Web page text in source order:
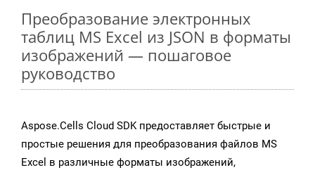
Преобразование электронных
таблиц MS Excel из JSON в форматы
изображений — пошаговое
руководство
Aspose.Cells Cloud SDK предоставляет быстрые и
простые решения для преобразования файлов MS
Excel в различные форматы изображений,